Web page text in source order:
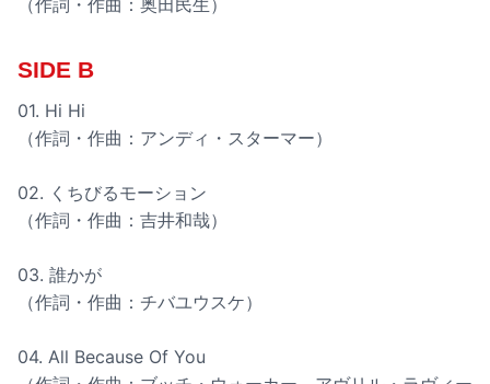
SIDE B
01. Hi Hi
（作詞・作曲：アンディ・スターマー）
02. くちびるモーション
（作詞・作曲：吉井和哉）
03. 誰かが
（作詞・作曲：チバユウスケ）
04. All Because Of You